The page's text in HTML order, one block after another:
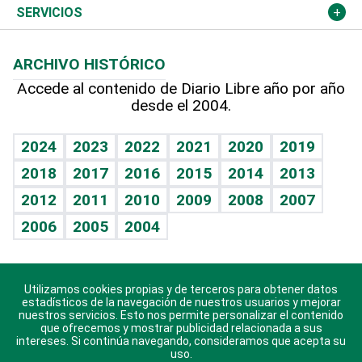
Resto del mundo
Economía personal
Podcast Arte Libre
Hablando con el pediatra
Vida y familia
Eñe
Celebrando la vida
Sin complejos
En pocas palabras
Escuchando al corazón
Economía Personal
Más deportes
TBT Deportivo
Columnistas
Más firmas
Cambio climático
Opinión
Hecho en casa
Guía del dinero
SERVICIOS
Cumpleaños
Horóscopos
Crucigramas
ARCHIVO HISTÓRICO
Accede al contenido de Diario Libre año por año
desde el 2004.
2024 2023 2022 2021 2020
2019
2018
2017 2016 2015 2014
2013
2012
2011 2010 2009 2008
2007
2006
2005 2004
Descarga nuestras aplicaciones para Android, iOS y
sistema Huawei.
Utilizamos cookies propias y de terceros para obtener datos
estadísticos de la navegación de nuestros usuarios y mejorar
nuestros servicios. Esto nos permite personalizar el contenido
que ofrecemos y mostrar publicidad relacionada a sus
intereses. Si continúa navegando, consideramos que acepta su
uso.